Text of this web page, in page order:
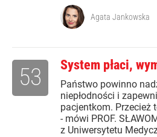
Agata Jankowska
System płaci,
Państwo powinno
niepłodności i
pacjentkom. Przecież
- mówi PROF.
z Uniwersytetu
53